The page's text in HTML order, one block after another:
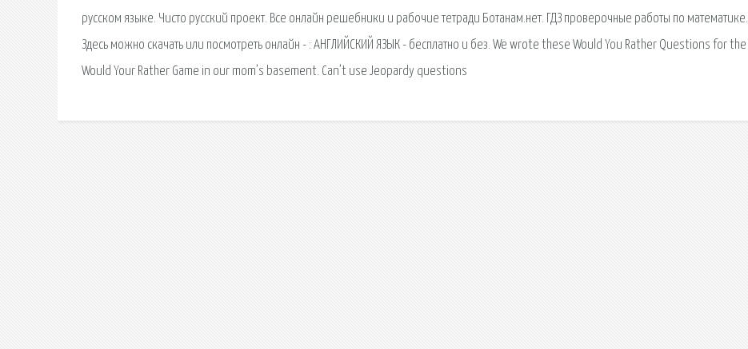
русском языке. Чисто русский проект. Все онлайн решебники и рабочие тетради Ботанам.нет. ГДЗ проверочные работы по математике.
Здесь можно скачать или посмотреть онлайн - : АНГЛИЙСКИЙ ЯЗЫК - бесплатно и без. We wrote these Would You Rather Questions for the
Would Your Rather Game in our mom’s basement. Can’t use Jeopardy questions